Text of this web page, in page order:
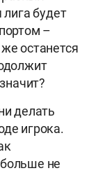
лига будет
–
останется
делать
игрока.
не